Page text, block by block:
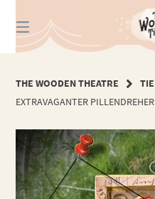
zum
Inhalt
THE WOODEN THEATRE
EXTRAVAGANTER PILLENDREHER